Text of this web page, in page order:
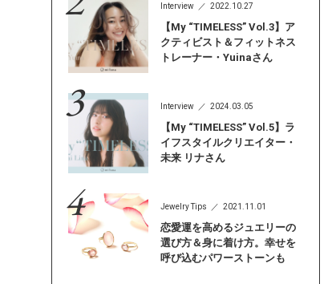
Interview 2022.10.27
【My “TIMELESS” Vol.3】ア
クティビスト＆フィットネス
トレーナー・Yuinaさん
Interview 2024.03.05
【My “TIMELESS” Vol.5】ラ
イフスタイルクリエイター・
未来 リナさん
Jewelry Tips 2021.11.01
恋愛運を高めるジュエリーの
選び方＆身に着け方。幸せを
呼び込むパワーストーンも